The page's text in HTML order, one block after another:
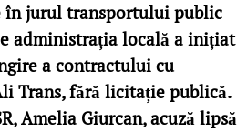
în jurul transportului public
administrația locală a inițiat
a contractului cu
Trans, fără licitație publică.
Amelia Giurcan, acuză lipsă